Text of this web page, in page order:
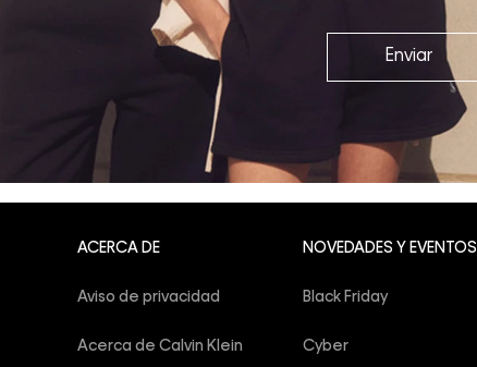
Enviar
ACERCA DE
Aviso de privacidad
Acerca de Calvin Klein
NOVEDADES Y EVENTOS
Black Friday
Cyber